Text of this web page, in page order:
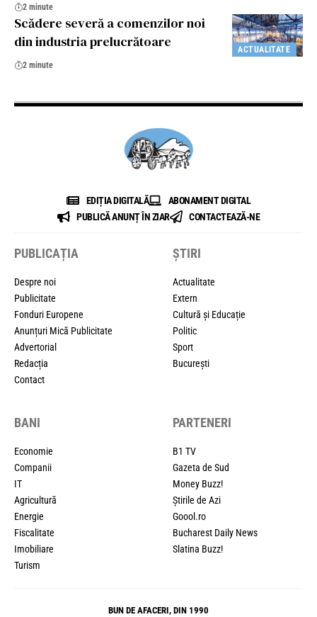
2 minute
ACTUALITATE
Scădere severă a comenzilor noi
din industria prelucrătoare
2 minute
EDIȚIA DIGITALĂ
ABONAMENT DIGITAL
PUBLICĂ ANUNȚ ÎN ZIAR
CONTACTEAZĂ-NE
PUBLICAȚIA
Despre noi
Publicitate
Fonduri Europene
Anunțuri Mică Publicitate
Advertorial
Redacția
Contact
ȘTIRI
Actualitate
Extern
Cultură și Educație
Politic
Sport
București
BANI
Economie
Companii
IT
Agricultură
Energie
Fiscalitate
Imobiliare
Turism
PARTENERI
B1 TV
Gazeta de Sud
Money Buzz!
Știrile de Azi
Goool.ro
Bucharest Daily News
Slatina Buzz!
BUN DE AFACERI, DIN 1990